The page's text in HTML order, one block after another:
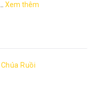
Xem thêm
Chúa Ruồi